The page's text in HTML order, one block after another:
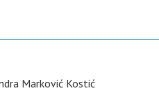
Marković Kostić